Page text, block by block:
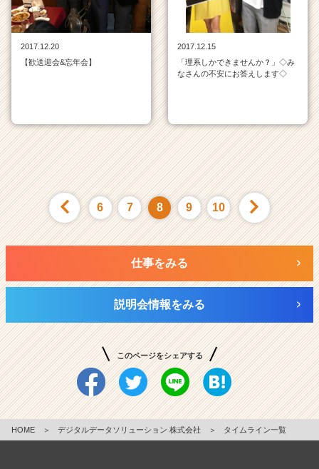
2017.12.20
【歓送迎会&忘年会】
2017.12.15
「理系しかできませんか？」◇み
なさんの不安にお答えします◇
6 7 8 9 10
仕事をみる
説明会情報をみる
このページをシェアする
HOME ＞ デジタルデータソリューション 株式会社 ＞ タイムライン一覧